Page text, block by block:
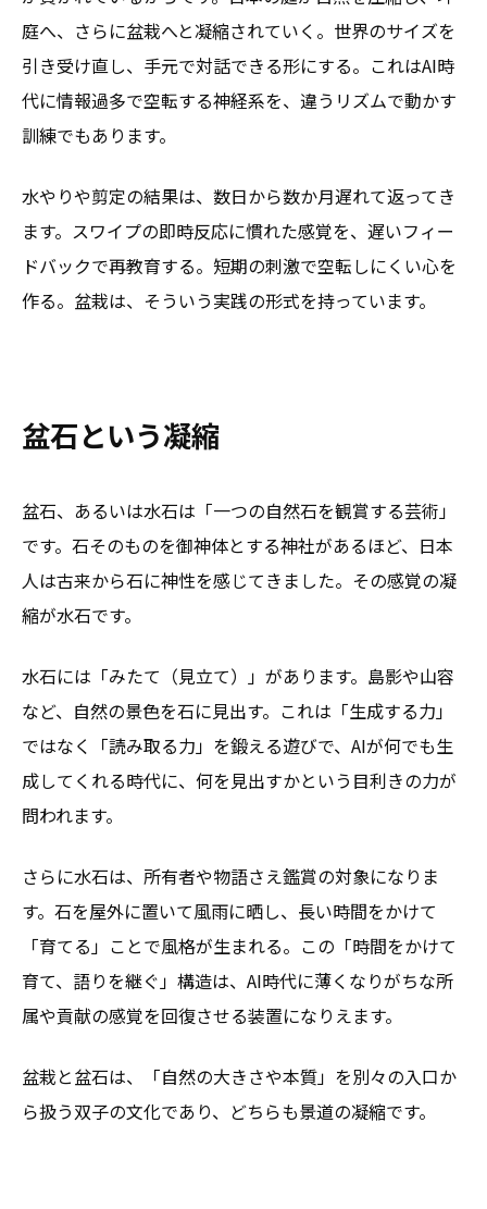
庭へ、さらに盆栽へと凝縮されていく。世界のサイズを
引き受け直し、手元で対話できる形にする。これはAI時
代に情報過多で空転する神経系を、違うリズムで動かす
訓練でもあります。
水やりや剪定の結果は、数日から数か月遅れて返ってき
ます。スワイプの即時反応に慣れた感覚を、遅いフィー
ドバックで再教育する。短期の刺激で空転しにくい心を
作る。盆栽は、そういう実践の形式を持っています。
盆石という凝縮
盆石、あるいは水石は「一つの自然石を観賞する芸術」
です。石そのものを御神体とする神社があるほど、日本
人は古来から石に神性を感じてきました。その感覚の凝
縮が水石です。
水石には「みたて（見立て）」があります。島影や山容
など、自然の景色を石に見出す。これは「生成する力」
ではなく「読み取る力」を鍛える遊びで、AIが何でも生
成してくれる時代に、何を見出すかという目利きの力が
問われます。
さらに水石は、所有者や物語さえ鑑賞の対象になりま
す。石を屋外に置いて風雨に晒し、長い時間をかけて
「育てる」ことで風格が生まれる。この「時間をかけて
育て、語りを継ぐ」構造は、AI時代に薄くなりがちな所
属や貢献の感覚を回復させる装置になりえます。
盆栽と盆石は、「自然の大きさや本質」を別々の入口か
ら扱う双子の文化であり、どちらも景道の凝縮です。